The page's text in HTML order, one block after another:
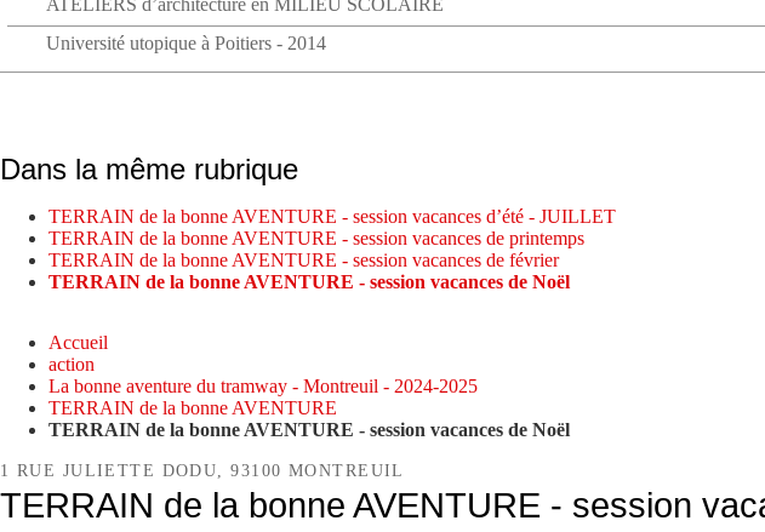
Université utopique à Poitiers - 2014
Dans la même rubrique
TERRAIN de la bonne AVENTURE - session vacances d’été - JUILLET
TERRAIN de la bonne AVENTURE - session vacances de printemps
TERRAIN de la bonne AVENTURE - session vacances de février
TERRAIN de la bonne AVENTURE - session vacances de Noël
Accueil
action
La bonne aventure du tramway - Montreuil - 2024-2025
TERRAIN de la bonne AVENTURE
TERRAIN de la bonne AVENTURE - session vacances de Noël
1 RUE JULIETTE DODU, 93100 MONTREUIL
TERRAIN de la bonne AVENTURE - session